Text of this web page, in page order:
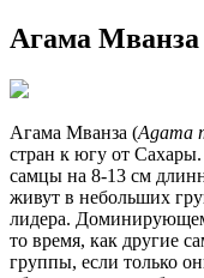
Агама Мванза
Агама Мванза (Agama
стран к югу от
самцы на 8-13 см
живут в небольших
лидера.
то время, как другие
группы, если только